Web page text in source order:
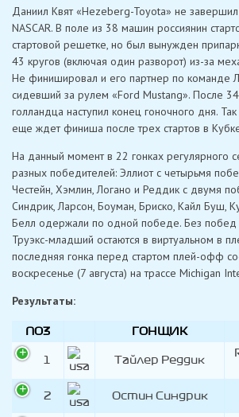
Даниил Квят «Hezeberg-Toyota» не
NASCAR. В поле из 38 машин россиянин
стартовой решетке, но был вынужден
43 кругов (включая один разворот) из-за
Не финишировал и его партнер по команде
сидевший за рулем «Ford Mustang». После
голландца наступил конец гоночного дня.
еще ждет финиша после трех стартов в
На данный момент в 22 гонках регулярного
разных победителей: Эллиот с четырьмя
Честейн, Хэмлин, Логано и Реддик с двумя
Синдрик, Ларсон, Боуман, Бриско, Кайл Буш,
Белл одержали по одной победе. Без побед
Труэкс-младший остаются в виртуальном в
последняя гонка перед стартом плей-офф
воскресенье (7 августа) на трассе Michigan
Результаты:
ПОЗ ГОНЩИК
1 Тайлер Реддик
2 Остин Синдрик